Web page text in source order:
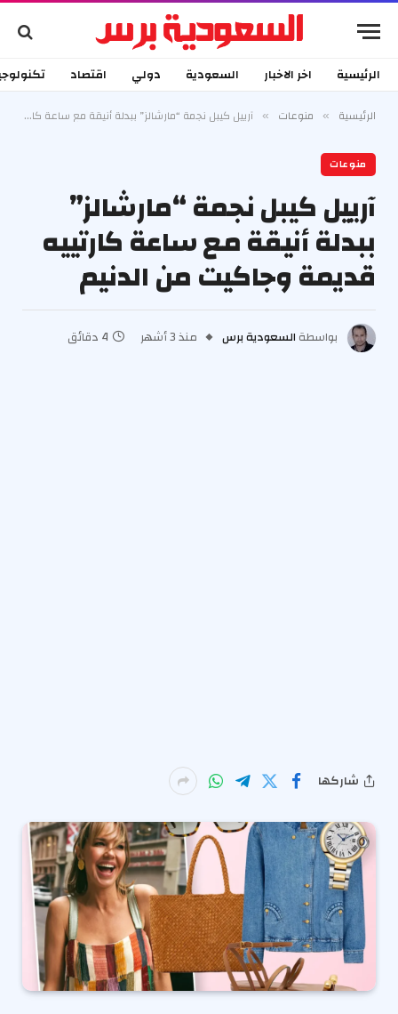
الرئيسية اخر الاخبار السعودية دولي اقتصاد
الرئيسية » منوعات » آرييل كيبل نجمة “مارشالز” ببدلة أنيقة مع ساعة كارتييه قديمة وجاكيت من الدنيم
منوعات
آرييل كيبل نجمة “مارشالز”
ببدلة أنيقة مع ساعة كارتييه
قديمة وجاكيت من الدنيم
بواسطة السعودية برس منذ 3 أشهر 4 دقائق
شاركها